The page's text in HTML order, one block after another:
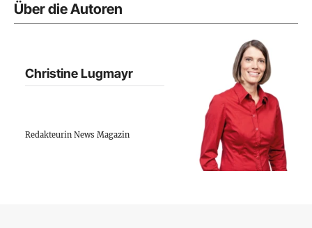
Über die Autoren
Christine Lugmayr
Redakteurin News Magazin